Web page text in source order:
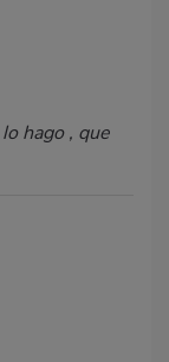
hago , que